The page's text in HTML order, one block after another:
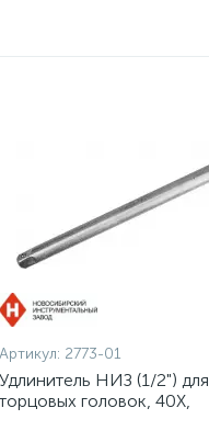
Артикул: 2773-01
Удлинитель НИЗ (1/2") для
торцовых головок, 40Х,